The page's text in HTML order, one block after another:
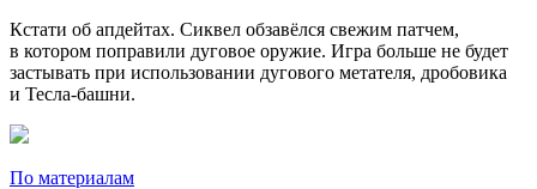
Кстати об апдейтах. Сиквел обзавёлся свежим патчем,
в котором поправили дуговое оружие. Игра больше не будет
застывать при использовании дугового метателя, дробовика
и Тесла-башни.
По материалам